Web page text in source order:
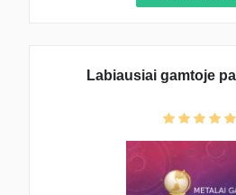
Labiausiai gamtoje